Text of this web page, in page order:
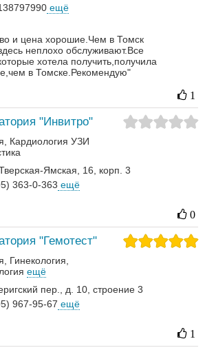
ещё
и цена хорошие.Чем в Томск
неплохо обслуживают.Все
хотела получить,получила
в Томске.Рекомендую"
1
"Инвитро"
Кардиология УЗИ
Ямская, 16, корп. 3
363-0-363 ещё
0
"Гемотест"
Гинекология
ещё
пер., д. 10, строение 3
967-95-67 ещё
1